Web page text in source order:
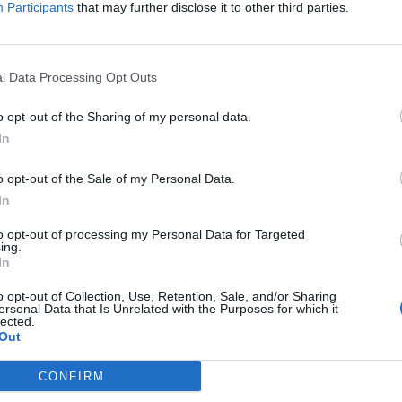
Participants that may further disclose it to other third parties.
Data Processing Opt Outs
opt-out of the Sharing of my personal data.
opt-out of the Sale of my Personal Data.
opt-out of processing my Personal Data for Targeted
opt-out of Collection, Use, Retention, Sale, and/or Sharing
Data that Is Unrelated with the Purposes for which it
CONFIRM
ФИФА, Џани Инфантино, ова лето (ќе) оди на
одржуваат во Соединетите Американски Држави,
Сити, Лос Анџелес, Њујорк, Ванкувер, Мајами и
Тоа летање наводно го обезбедила „Кватар
илјадници и илјадници километри секој ден и
а понекогаш и два натпревари.
британски Гардијан:“Светското првенство ќе
ја загадат планетата. Се проценува дека ќе